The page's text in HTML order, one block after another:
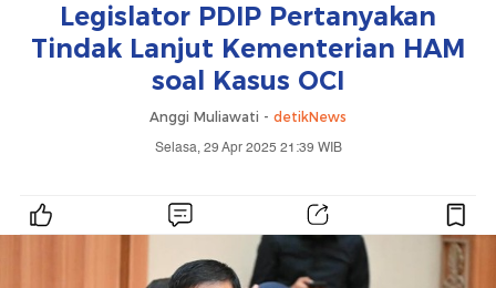
Legislator PDIP Pertanyakan
Tindak Lanjut Kementerian HAM
soal Kasus OCI
Anggi Muliawati - detikNews
Selasa, 29 Apr 2025 21:39 WIB